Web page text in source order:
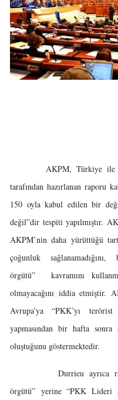
AKPM, Türkiye ile ilgili
tarafından hazırlanan raporu
150 oyla kabul edilen bir
değil”dir tespiti yapılmıştır.
AKPM’nin daha yürüttüğü
çoğunluk
örgütü” kavramını
olmayacağını iddia etmiştir.
Avrupa’ya “PKK’yı terörist
yapmasından bir hafta
oluştuğunu göstermektedir.
Durrieu ayrıca
örgütü” yerine “PKK Lideri